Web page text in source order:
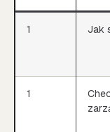
1 Jak
1